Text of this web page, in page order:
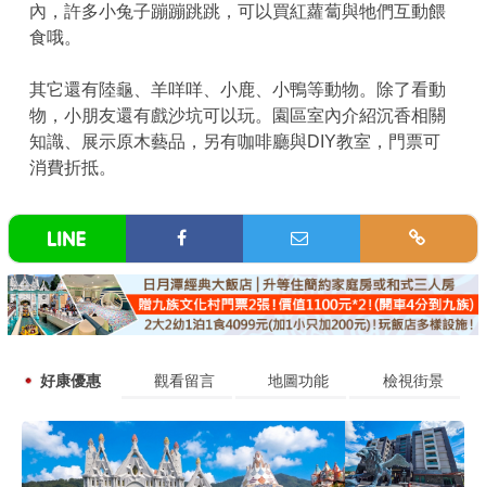
內，許多小兔子蹦蹦跳跳，可以買紅蘿蔔與牠們互動餵
食哦。
其它還有陸龜、羊咩咩、小鹿、小鴨等動物。除了看動
物，小朋友還有戲沙坑可以玩。園區室內介紹沉香相關
知識、展示原木藝品，另有咖啡廳與DIY教室，門票可
消費折抵。
好康優惠 觀看留言 地圖功能 檢視街景